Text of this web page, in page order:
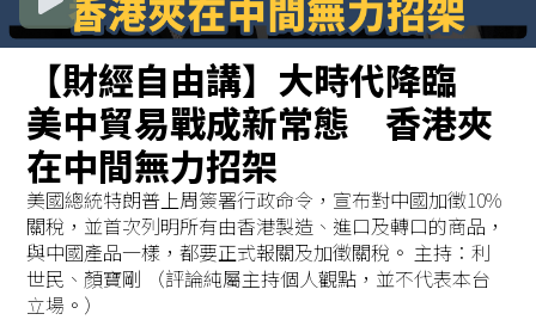
【財經自由講】大時代降臨
美中貿易戰成新常態 香港夾
在中間無力招架
美國總統特朗普上周簽署行政命令，宣布對中國加徵10%
關稅，並首次列明所有由香港製造、進口及轉口的商品，
與中國產品一樣，都要正式報關及加徵關稅。 主持：利
世民、顏寶剛 （評論純屬主持個人觀點，並不代表本台
立場。）